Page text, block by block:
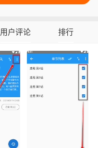
用户评论 排行